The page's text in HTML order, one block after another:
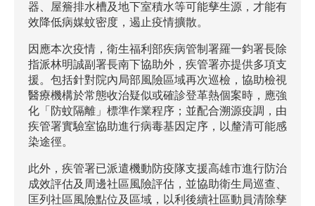
器、屋簷排水槽及地下室積水等可能孳生源，才能有
效降低病媒蚊密度，遏止疫情擴散。
因應本次疫情，衛生福利部疾病管制署羅一鈞署長除
指派林明誠副署長南下協助外，疾管署亦提供多項支
援。包括針對院內局部風險區域再次巡檢，協助檢視
醫療機構於常態收治疑似或確診登革熱個案時，應強
化「防蚊隔離」標準作業程序；並配合溯源疫調，由
疾管署實驗室協助進行病毒基因定序，以釐清可能感
染途徑。
此外，疾管署已派遣機動防疫隊支援高雄市進行防治
成效評估及周邊社區風險評估，並協助衛生局巡查、
匡列社區風險點位及區域，以利後續社區動員清除孳